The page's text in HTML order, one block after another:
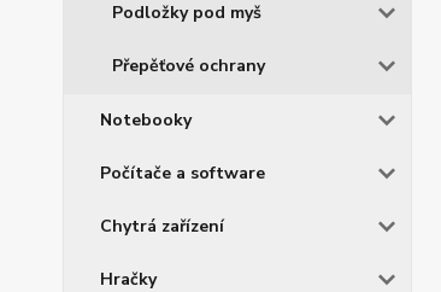
Podložky pod myš
Přepěťové ochrany
Notebooky
Počítače a software
Chytrá zařízení
Hračky